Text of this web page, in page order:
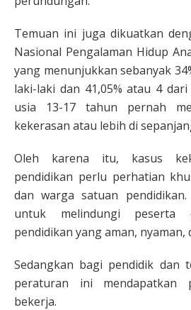
Temuan ini juga dikuatkan
Nasional Pengalaman Hidup
yang menunjukkan sebanyak
laki-laki dan 41,05% atau 4
usia 13-17 tahun pernah
kekerasan atau lebih di
Oleh karena itu, kasus
pendidikan perlu perhatian
dan warga satuan
untuk melindungi peserta
pendidikan yang aman, nyaman,
Sedangkan bagi pendidik dan
peraturan ini mendapatkan
bekerja.